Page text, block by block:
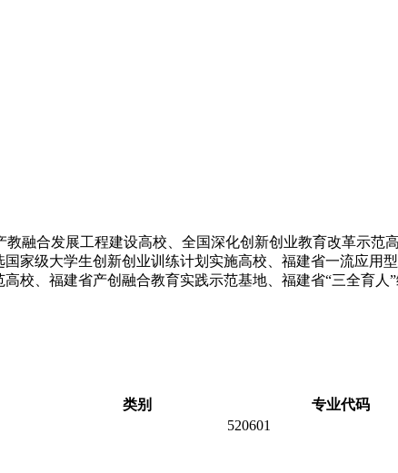
融合发展工程建设高校、全国深化创新创业教育改革示范
家级大学生创新创业训练计划实施高校、福建省一流应用
校、福建省产创融合教育实践示范基地、福建省“三全育
类别 专业代码
520601